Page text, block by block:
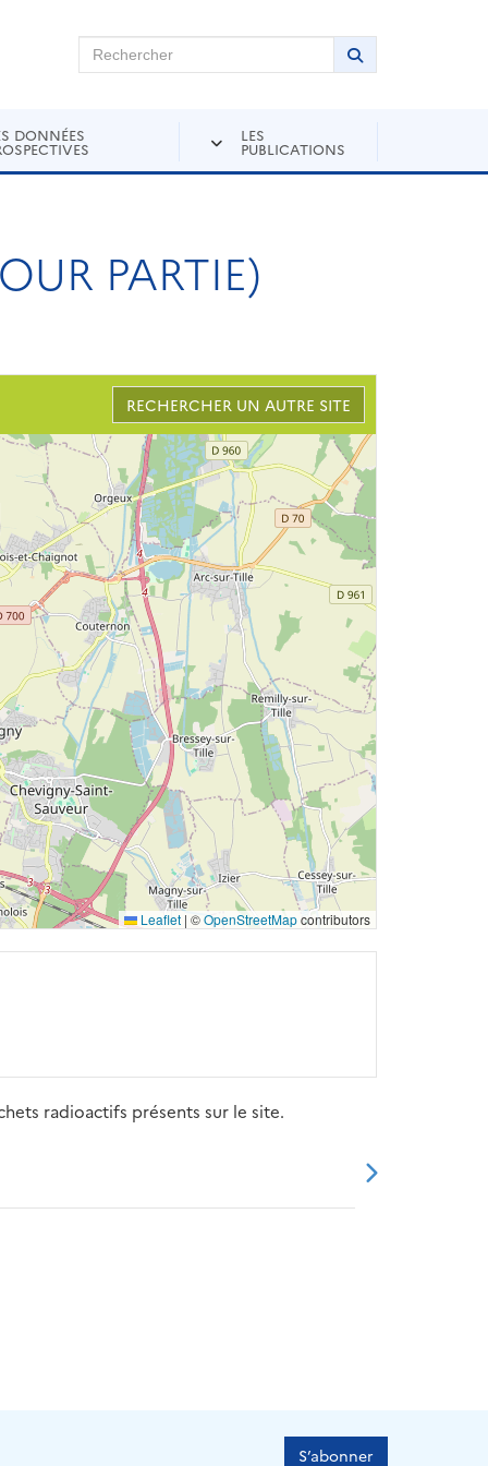
sur Andra Inventaire Rechercher
Lancer la
DONNÉES LES
PUBLICATIONS
PARTIE)
RECHERCHER UN AUTRE SITE
Leaflet | ©OpenStreetMapcontributors
radioactifs présents sur le site.
S’abonner